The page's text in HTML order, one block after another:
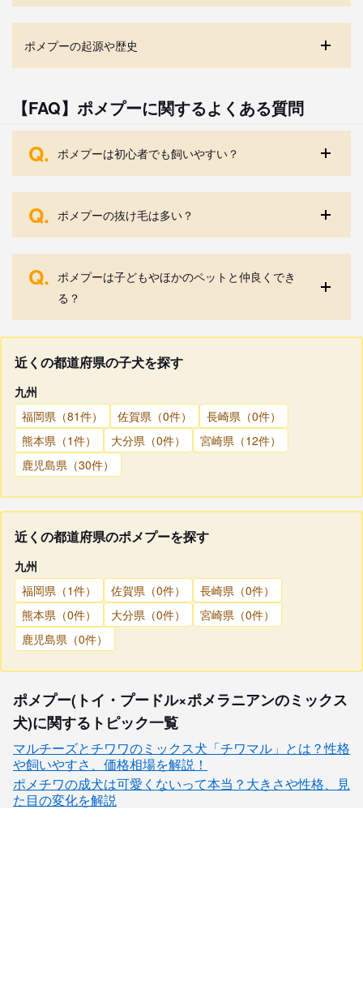
ポメプーの起源や歴史
【FAQ】ポメプーに関するよくある質問
Q. ポメプーは初心者でも飼いやすい？
Q. ポメプーの抜け毛は多い？
Q. ポメプーは子どもやほかのペットと仲良くでき
る？
近くの都道府県の子犬を探す
九州
福岡県（81件）
佐賀県（0件）
長崎県（0件）
熊本県（1件）
大分県（0件）
宮崎県（12件）
鹿児島県（30件）
近くの都道府県のポメプーを探す
九州
福岡県（1件）
佐賀県（0件）
長崎県（0件）
熊本県（0件）
大分県（0件）
宮崎県（0件）
鹿児島県（0件）
ポメプー(トイ・プードル×ポメラニアンのミックス
犬)に関するトピック一覧
マルチーズとチワワのミックス犬「チワマル」とは？性格
や飼いやすさ、価格相場を解説！
ポメチワの成犬は可愛くないって本当？大きさや性格、見
た目の変化を解説